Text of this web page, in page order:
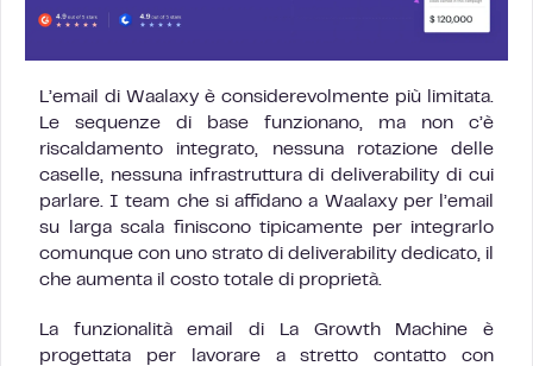
L’email di Waalaxy è considerevolmente più limitata.
Le sequenze di base funzionano, ma non c’è
riscaldamento integrato, nessuna rotazione delle
caselle, nessuna infrastruttura di deliverability di cui
parlare. I team che si affidano a Waalaxy per l’email
su larga scala finiscono tipicamente per integrarlo
comunque con uno strato di deliverability dedicato, il
che aumenta il costo totale di proprietà.
La funzionalità email di La Growth Machine è
progettata per lavorare a stretto contatto con